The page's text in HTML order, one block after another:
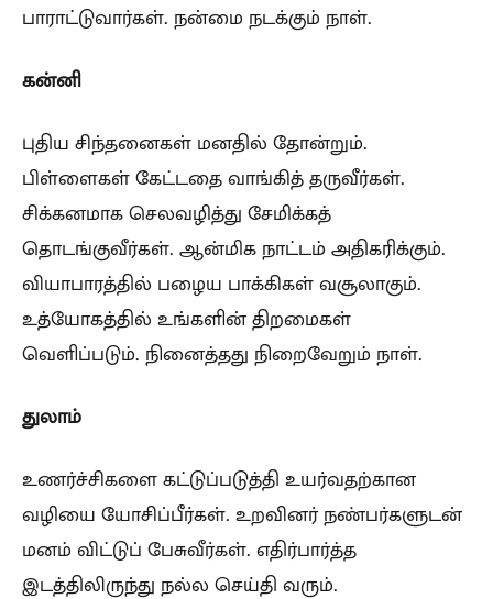
பாராட்டுவார்கள். நன்மை நடக்கும் நாள்.
கன்னி
புதிய சிந்தனைகள் மனதில் தோன்றும்.
பிள்ளைகள் கேட்டதை வாங்கித் தருவீர்கள்.
சிக்கனமாக செலவழித்து சேமிக்கத்
தொடங்குவீர்கள். ஆன்மிக நாட்டம் அதிகரிக்கும்.
வியாபாரத்தில் பழைய பாக்கிகள் வசூலாகும்.
உத்யோகத்தில் உங்களின் திறமைகள்
வெளிப்படும். நினைத்தது நிறைவேறும் நாள்.
துலாம்
உணர்ச்சிகளை கட்டுப்படுத்தி உயர்வதற்கான
வழியை யோசிப்பீர்கள். உறவினர் நண்பர்களுடன்
மனம் விட்டுப் பேசுவீர்கள். எதிர்பார்த்த
இடத்திலிருந்து நல்ல செய்தி வரும்.